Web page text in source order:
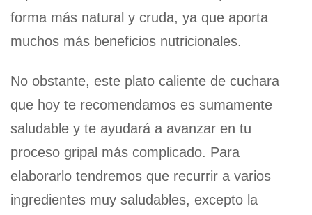
forma más natural y cruda, ya que aporta
muchos más beneficios nutricionales.
No obstante, este plato caliente de cuchara
que hoy te recomendamos es sumamente
saludable y te ayudará a avanzar en tu
proceso gripal más complicado. Para
elaborarlo tendremos que recurrir a varios
ingredientes muy saludables, excepto la